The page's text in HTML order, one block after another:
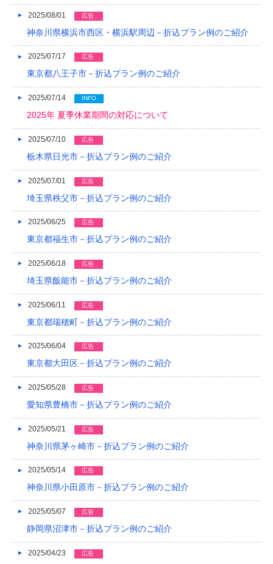
2016/12
2016/09
2016/08
2016/06
2016/05
2016/04
2016/03
2015/12
2015/11
2015/10
2015/09
2015/08
2015/05
2015/01
2014/11
2014/09
2025/08/01 広告
神奈川県横浜市西区・横浜駅周辺－折込プラン例のご紹介
2025/07/17 広告
東京都八王子市－折込プラン例のご紹介
2025/07/14 INFO
2025年 夏季休業期間の対応について
2025/07/10 広告
栃木県日光市－折込プラン例のご紹介
2025/07/01 広告
埼玉県秩父市－折込プラン例のご紹介
2025/06/25 広告
東京都福生市－折込プラン例のご紹介
2025/06/18 広告
埼玉県飯能市－折込プラン例のご紹介
2025/06/11 広告
東京都瑞穂町－折込プラン例のご紹介
2025/06/04 広告
東京都大田区－折込プラン例のご紹介
2025/05/28 広告
愛知県豊橋市－折込プラン例のご紹介
2025/05/21 広告
神奈川県茅ヶ崎市－折込プラン例のご紹介
2025/05/14 広告
神奈川県小田原市－折込プラン例のご紹介
2025/05/07 広告
静岡県沼津市－折込プラン例のご紹介
2025/04/23 広告